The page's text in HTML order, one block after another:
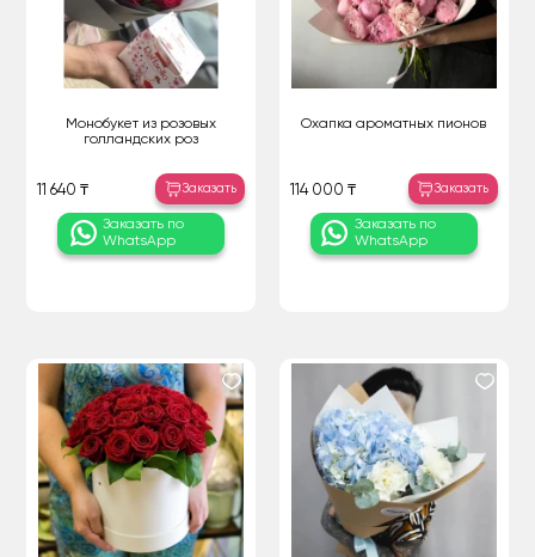
Монобукет из розовых
голландских роз
11 640 ₸ Заказать
Заказать по
WhatsApp
Охапка ароматных пионов
114 000 ₸ Заказать
Заказать по
WhatsApp